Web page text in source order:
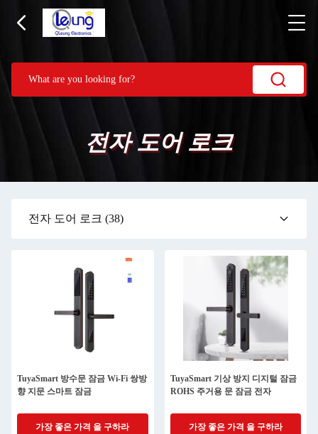
전자 도어 로크
전자 도어 로크 (38)
TuyaSmart 방수문 잠금 Wi-Fi 쌍방
향 지문 스마트 잠금
가장 좋은 가격 을 구하라
TuyaSmart 기상 방지 디지털 잠금
ROHS 주거용 문 잠금 전자
가장 좋은 가격 을 구하라